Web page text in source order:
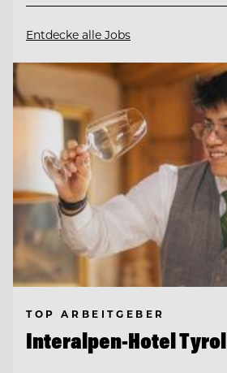
Entdecke alle Jobs
TOP ARBEITGEBER
Interalpen-Hotel Tyrol